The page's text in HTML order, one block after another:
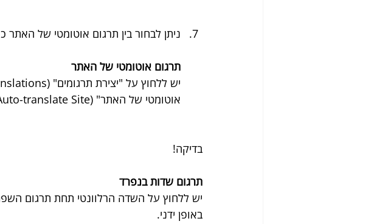
ניתן לבחור בין תרגום אוטומטי של האתר
תרגום אוטומטי של האתר
אוטומטי של האתר" (Auto-translate Site).
בדיקה!
תרגום שדות בנפרד
באופן ידני.